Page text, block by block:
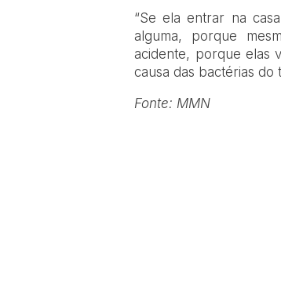
“Se ela entrar na
alguma, porque
acidente, porque elas
causa das bactérias do
Fonte: MMN